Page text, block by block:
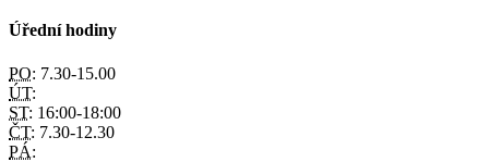
Úřední hodiny
PO: 7.30-15.00
ÚT:
ST: 16:00-18:00
ČT: 7.30-12.30
PÁ: